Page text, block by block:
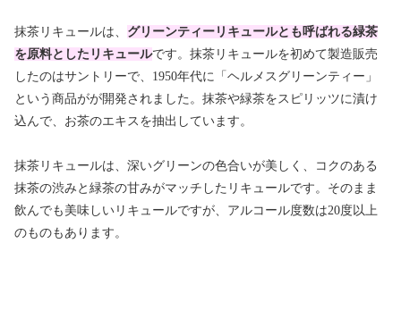
抹茶リキュールは、 グリーンティーリキュールとも呼ばれる緑茶
を原料としたリキュールです。抹茶リキュールを初めて製造販売
したのはサントリーで、1950年代に「ヘルメスグリーンティー」
という商品がが開発されました。抹茶や緑茶をスピリッツに漬け
込んで、お茶のエキスを抽出しています。
抹茶リキュールは、深いグリーンの色合いが美しく、コクのある
抹茶の渋みと緑茶の甘みがマッチしたリキュールです。そのまま
飲んでも美味しいリキュールですが、アルコール度数は20度以上
のものもあります。